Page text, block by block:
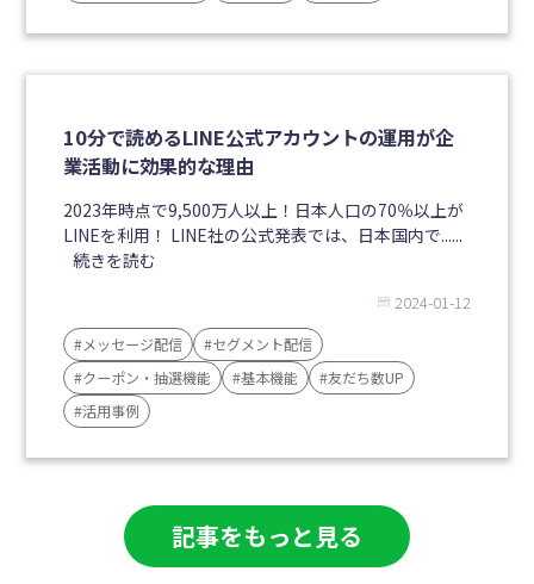
10分で読めるLINE公式アカウントの運用が企
業活動に効果的な理由
2023年時点で9,500万人以上！日本人口の70％以上が
LINEを利用！ LINE社の公式発表では、日本国内で......
続きを読む
2024-01-12
#メッセージ配信
#セグメント配信
#クーポン・抽選機能
#基本機能
#友だち数UP
#活用事例
記事をもっと見る